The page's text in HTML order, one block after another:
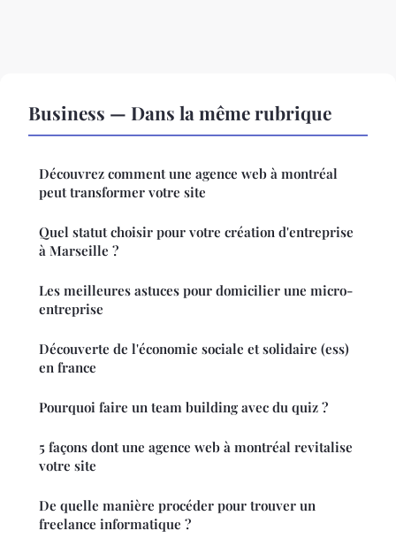
Business — Dans la même rubrique
Découvrez comment une agence web à montréal
peut transformer votre site
Quel statut choisir pour votre création d'entreprise
à Marseille ?
Les meilleures astuces pour domicilier une micro-
entreprise
Découverte de l'économie sociale et solidaire (ess)
en france
Pourquoi faire un team building avec du quiz ?
5 façons dont une agence web à montréal revitalise
votre site
De quelle manière procéder pour trouver un
freelance informatique ?